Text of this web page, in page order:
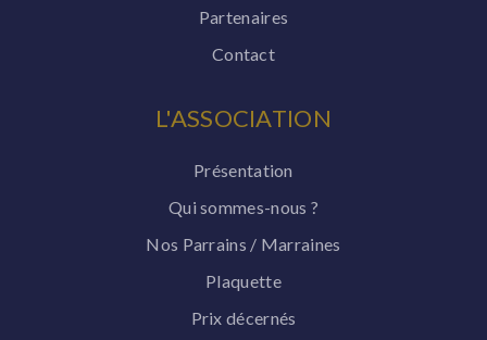
Partenaires
Contact
L'ASSOCIATION
Présentation
Qui sommes-nous ?
Nos Parrains / Marraines
Plaquette
Prix décernés